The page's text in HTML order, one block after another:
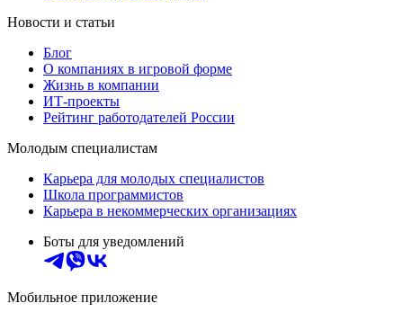
Новости и статьи
Блог
О компаниях в игровой форме
Жизнь в компании
ИТ-проекты
Рейтинг работодателей России
Молодым специалистам
Карьера для молодых специалистов
Школа программистов
Карьера в некоммерческих организациях
Боты для уведомлений
Мобильное приложение